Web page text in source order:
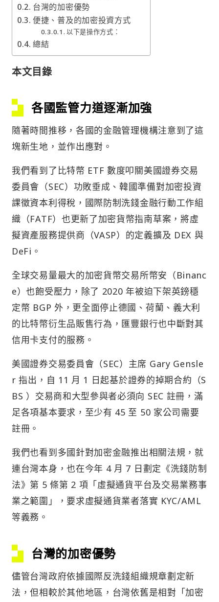
台灣的加密優勢
便捷、普及的加密投資方式
以下是操作方式：
總結
本文目錄
各國監管力道逐漸加強
隨著時間推移，各國的金融管理機構注意到了這
塊新生地，並作出應對。
我們看到了比特幣 ETF 數度叩關美國證券交易
委員會（SEC）功敗垂成、韓國準備對加密投資
課徵資本利得稅，國際防制洗錢金融行動工作組
織（FATF）也更新了加密貨幣指南草案，將虛
擬資產服務提供商（VASP）的定義擴及 DEX 與
DeFi。
全球交易量最大的加密貨幣交易所幣安（Binanc
e）也飽受壓力，除了 2020 年被迫下架英鎊穩
定幣 BGP 外，更全面停止德國、荷蘭、義大利
的比特幣衍生品販售行為，匯豐銀行也中斷對其
信用卡支付的服務。
美國證券交易委員會（SEC）主席 Gary Gensle
r 指出，自 11 月 1 日起基於證券的掉期合約（S
BS ）交易商和大型參與者必須向 SEC 註冊，滿
足各項基本要求，至少有 45 至 50 家公司需要
註冊。
我們也看到多國針對加密金融推出相關法規，就
連台灣本身，也在今年 4 月 7 日劃定《洗錢防制
法》第 5 條第 2 項「虛擬通貨平台及交易業務事
業之範圍」，要求虛擬通貨業者落實 KYC/AML
等義務。
台灣的加密優勢
儘管台灣政府依據國際反洗錢組織規章劃定新
法，但相較於其他地區，台灣依舊是相對「加密